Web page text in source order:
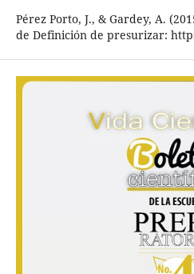
Pérez Porto, J., & Gardey, A.
de Definición de presurizar: